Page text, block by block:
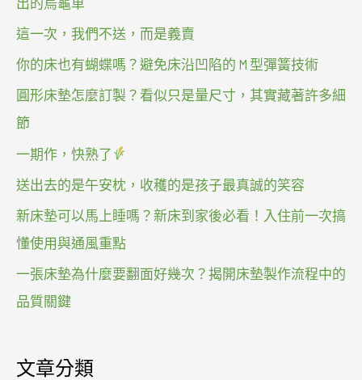
這一次，我們不送，而是義賣
你的床也有蝴蝶嗎？避免床沿凹陷的 M 型彈簧技術
圓形床墊怎麼訂製？看似只是量尺寸，其實藏著許多細
節
一期作，快熟了
送出去的是午安枕，收穫的是孩子最真誠的笑容
新床墊可以馬上睡嗎？新床到家後必看！入住前一次搞
懂使用與通風重點
一張床墊為什麼要翻面好幾次？揭開床墊製作流程中的
品質關鍵
文章分類